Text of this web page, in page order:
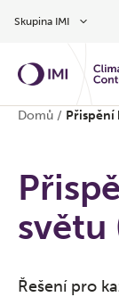
Skupina IMI
Domů / Přispění
světu
Řešení pro